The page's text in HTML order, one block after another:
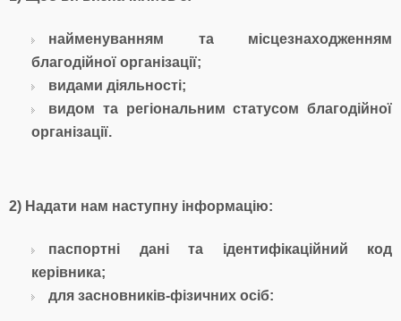
найменуванням та місцезнаходженням
благодійної організації;
видами діяльності;
видом та регіональним статусом благодійної
організації.
2) Надати нам наступну інформацію:
паспортні дані та ідентифікаційний код
керівника;
для засновників-фізичних осіб: